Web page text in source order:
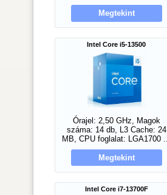
Megtekint
Intel Core i5-13500
Órajel: 2,50 GHz, Magok
száma: 14 db, L3 Cache: 24
MB, CPU foglalat: LGA1700 ...
Megtekint
Intel Core i7-13700F